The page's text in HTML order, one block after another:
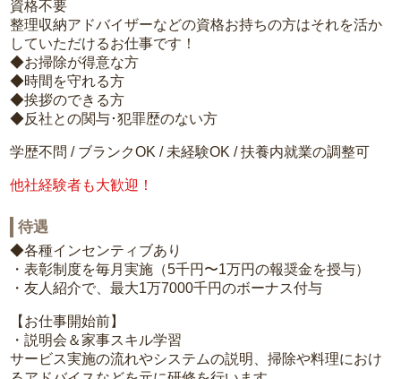
資格不要
整理収納アドバイザーなどの資格お持ちの方はそれを活か
していただけるお仕事です！
◆お掃除が得意な方
◆時間を守れる方
◆挨拶のできる方
◆反社との関与･犯罪歴のない方
学歴不問 / ブランクOK / 未経験OK / 扶養内就業の調整可
他社経験者も大歓迎！
待遇
◆各種インセンティブあり
・表彰制度を毎月実施（5千円〜1万円の報奨金を授与）
・友人紹介で、最大1万7000千円のボーナス付与
【お仕事開始前】
・説明会＆家事スキル学習
サービス実施の流れやシステムの説明、掃除や料理におけ